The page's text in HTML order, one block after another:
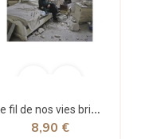
Le fil de nos vies brisées - poche - Cécile Hennion - Points
8,90 €